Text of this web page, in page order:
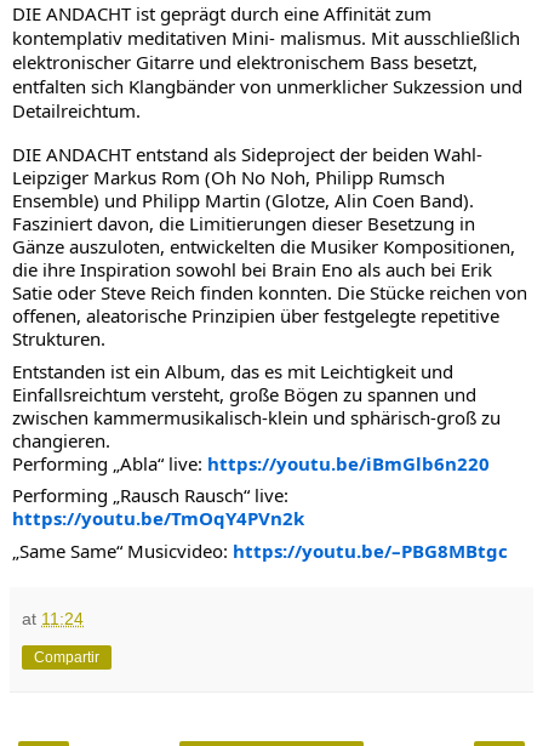
DIE ANDACHT ist geprägt durch eine Affinität zum
kontemplativ meditativen Mini- malismus. Mit ausschließlich
elektronischer Gitarre und elektronischem Bass besetzt,
entfalten sich Klangbänder von unmerklicher Sukzession und
Detailreichtum.
DIE ANDACHT entstand als Sideproject der beiden Wahl-
Leipziger Markus Rom (Oh No Noh, Philipp Rumsch
Ensemble) und Philipp Martin (Glotze, Alin Coen Band).
Fasziniert davon, die Limitierungen dieser Besetzung in
Gänze auszuloten, entwickelten die Musiker Kompositionen,
die ihre Inspiration sowohl bei Brain Eno als auch bei Erik
Satie oder Steve Reich finden konnten. Die Stücke reichen von
offenen, aleatorische Prinzipien über festgelegte repetitive
Strukturen.
Entstanden ist ein Album, das es mit Leichtigkeit und
Einfallsreichtum versteht, große Bögen zu spannen und
zwischen kammermusikalisch-klein und sphärisch-groß zu
changieren.
Performing „Abla“ live: https://youtu.be/iBmGlb6n220
Performing „Rausch Rausch“ live:
https://youtu.be/TmOqY4PVn2k
„Same Same“ Musicvideo: https://youtu.be/–PBG8MBtgc
at 11:24
Compartir